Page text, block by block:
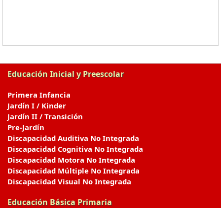
Educación Inicial y Preescolar
Primera Infancia
Jardín I / Kinder
Jardín II / Transición
Pre-Jardín
Discapacidad Auditiva No Integrada
Discapacidad Cognitiva No Integrada
Discapacidad Motora No Integrada
Discapacidad Múltiple No Integrada
Discapacidad Visual No Integrada
Educación Básica Primaria